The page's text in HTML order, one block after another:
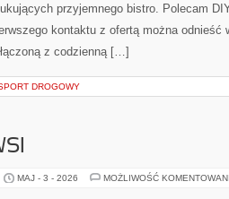
przyjemnego bistro. Polecam
kontaktu z ofertą można odnieść
z codzienną […]
DROGOWY
MAJ - 3 - 2026 MOŻLIWOŚĆ